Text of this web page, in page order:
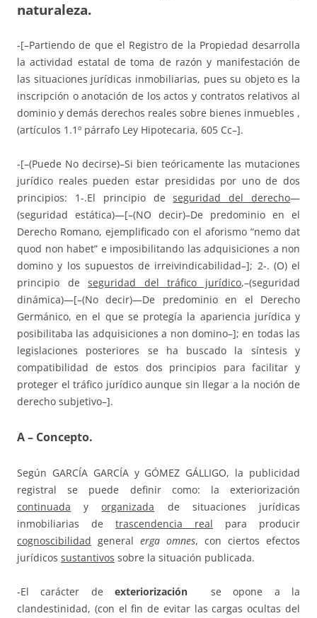
naturaleza.
-[–Partiendo de que el Registro de la Propiedad desarrolla
la actividad estatal de toma de razón y manifestación de
las situaciones jurídicas inmobiliarias, pues su objeto es la
inscripción o anotación de los actos y contratos relativos al
dominio y demás derechos reales sobre bienes inmuebles ,
(artículos 1.1º párrafo Ley Hipotecaria, 605 Cc–].
-[–(Puede No decirse)–Si bien teóricamente las mutaciones
jurídico reales pueden estar presididas por uno de dos
principios: 1-.El principio deseguridad del derecho—
(seguridad estática)—[–(NO decir)–De predominio en el
Derecho Romano, ejemplificado con el aforismo “nemo dat
quod non habet” e imposibilitando las adquisiciones a non
domino y los supuestos de irreivindicabilidad–]; 2-. (O) el
principio deseguridad del tráfico jurídico,–(seguridad
dinámica)—[–(No decir)—De predominio en el Derecho
Germánico, en el que se protegía la apariencia jurídica y
posibilitaba las adquisiciones a non domino–]; en todas las
legislaciones posteriores se ha buscado la síntesis y
compatibilidad de estos dos principios para facilitar y
proteger el tráfico jurídico aunque sin llegar a la noción de
derecho subjetivo–].
A – Concepto.
Según GARCÍA GARCÍA y GÓMEZ GÁLLIGO, la publicidad
registral se puede definir como: la exteriorización
continuada yorganizada de situaciones jurídicas
inmobiliarias de trascendencia real para producir
cognoscibilidad general erga omnes, con ciertos efectos
jurídicos sustantivos sobre la situación publicada.
-El carácter deexteriorización se opone a la
clandestinidad, (con el fin de evitar las cargas ocultas del